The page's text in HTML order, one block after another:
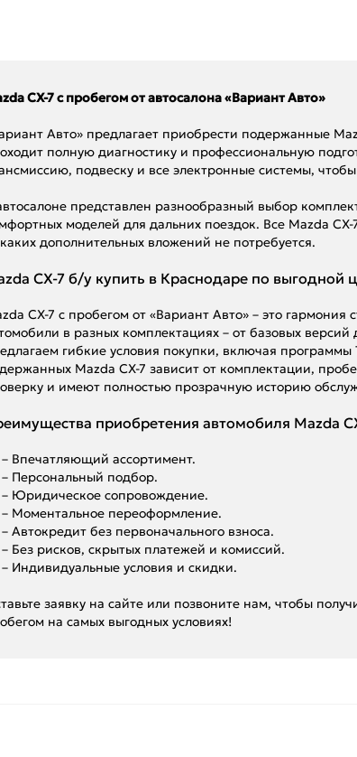
CX-7 с пробегом от автосалона «Вариант Авто»
Авто» предлагает приобрести подержанные
полную диагностику и профессиональную
подвеску и все электронные системы,
представлен разнообразный выбор
моделей для дальних поездок. Все Mazda
дополнительных вложений не потребуется.
CX-7 б/у купить в Краснодаре по выгодной
CX-7 с пробегом от «Вариант Авто» – это
в разных комплектациях – от базовых
гибкие условия покупки, включая
Mazda CX-7 зависит от комплектации,
и имеют полностью прозрачную историю
приобретения автомобиля Mazda
– Впечатляющий ассортимент.
– Персональный подбор.
– Юридическое сопровождение.
– Моментальное переоформление.
– Автокредит без первоначального взноса.
– Без рисков, скрытых платежей и комиссий.
– Индивидуальные условия и скидки.
заявку на сайте или позвоните нам, чтобы
на самых выгодных условиях!